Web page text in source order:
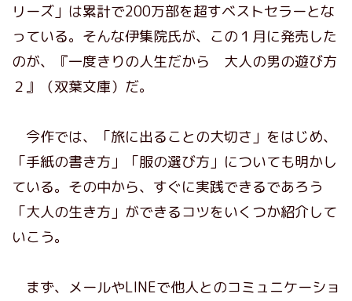
リーズ」は累計で200万部を超すベストセラーとな
っている。そんな伊集院氏が、この１月に発売した
のが、『一度きりの人生だから 大人の男の遊び方
２』（双葉文庫）だ。
今作では、「旅に出ることの大切さ」をはじめ、
「手紙の書き方」「服の選び方」についても明かし
ている。その中から、すぐに実践できるであろう
「大人の生き方」ができるコツをいくつか紹介して
いこう。
まず、メールやLINEで他人とのコミュニケーショ